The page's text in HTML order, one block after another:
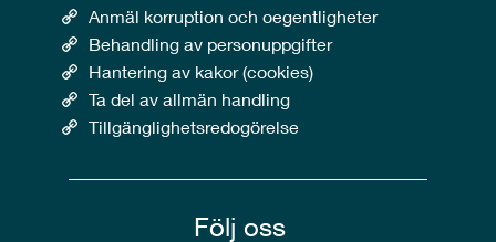
Anmäl korruption och oegentligheter
Behandling av personuppgifter
Hantering av kakor (cookies)
Ta del av allmän handling
Tillgänglighetsredogörelse
Följ oss